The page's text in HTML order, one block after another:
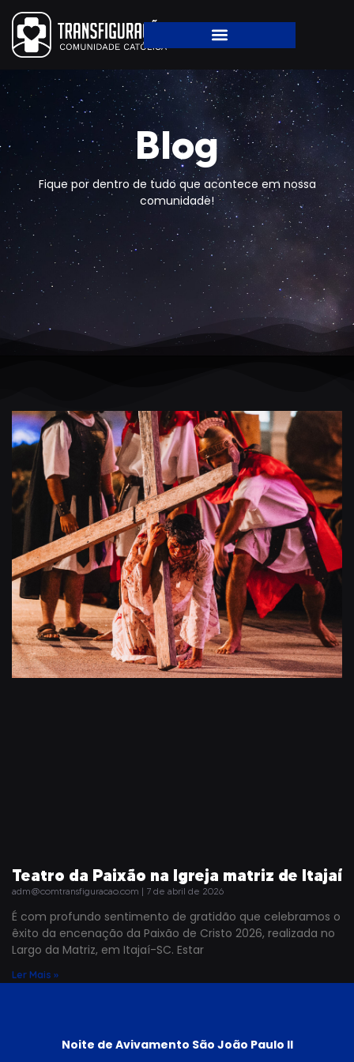
Blog
Fique por dentro de tudo que acontece em nossa
comunidade!
Teatro da Paixão na Igreja matriz de Itajaí
adm@comtransfiguracao.com 7 de abril de 2026
É com profundo sentimento de gratidão que celebramos o
êxito da encenação da Paixão de Cristo 2026, realizada no
Largo da Matriz, em Itajaí-SC. Estar
Ler Mais »
Noite de Avivamento São João Paulo II